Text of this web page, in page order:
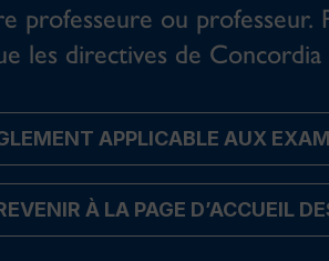
professeure ou
les directives de
APPLICABLE AUX
À LA PAGE D’ACCUEIL